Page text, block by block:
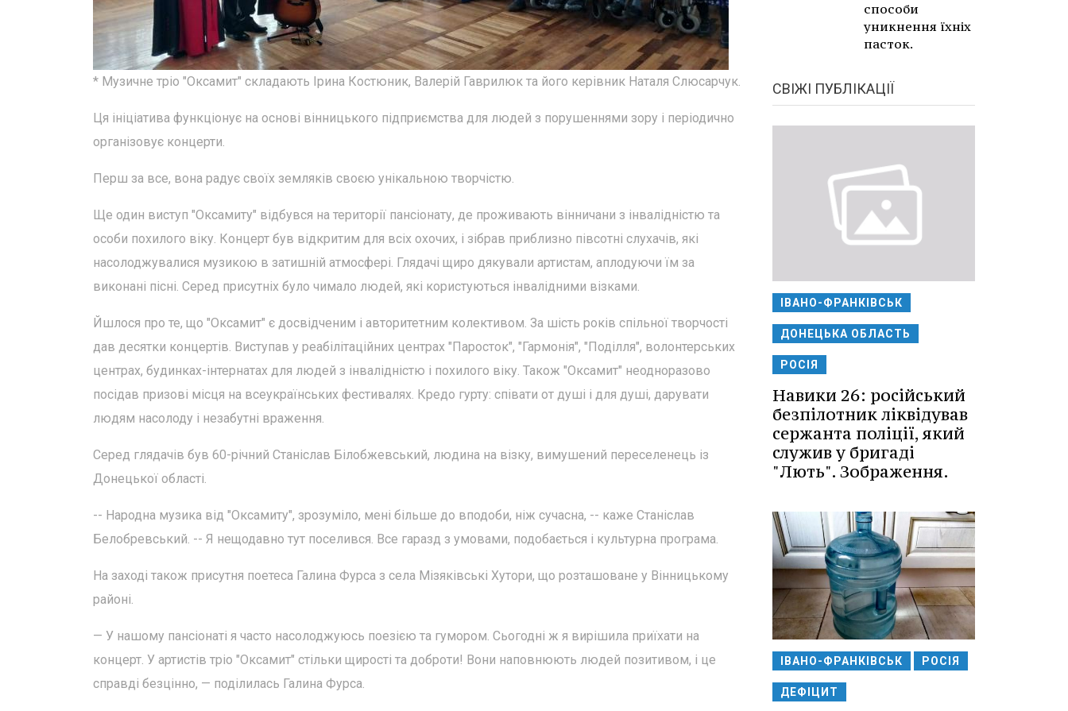
* Музичне тріо "Оксамит" складають Ірина Костюник, Валерій Гаврилюк та його керівник Наталя Слюсарчук.
Ця ініціатива функціонує на основі вінницького підприємства для людей з порушеннями зору і періодично
організовує концерти.
Перш за все, вона радує своїх земляків своєю унікальною творчістю.
Ще один виступ "Оксамиту" відбувся на території пансіонату, де проживають вінничани з інвалідністю та
особи похилого віку. Концерт був відкритим для всіх охочих, і зібрав приблизно півсотні слухачів, які
насолоджувалися музикою в затишній атмосфері. Глядачі щиро дякували артистам, аплодуючи їм за
виконані пісні. Серед присутніх було чимало людей, які користуються інвалідними візками.
Йшлося про те, що "Оксамит" є досвідченим і авторитетним колективом. За шість років спільної творчості
дав десятки концертів. Виступав у реабілітаційних центрах "Паросток", "Гармонія", "Поділля", волонтерських
центрах, будинках-інтернатах для людей з інвалідністю і похилого віку. Також "Оксамит" неодноразово
посідав призові місця на всеукраїнських фестивалях. Кредо гурту: співати от душі і для душі, дарувати
людям насолоду і незабутні враження.
Серед глядачів був 60-річний Станіслав Білобжевський, людина на візку, вимушений переселенець із
Донецької області.
-- Народна музика від "Оксамиту", зрозуміло, мені більше до вподоби, ніж сучасна, -- каже Станіслав
Белобревський. -- Я нещодавно тут поселився. Все гаразд з умовами, подобається і культурна програма.
На заході також присутня поетеса Галина Фурса з села Мізяківські Хутори, що розташоване у Вінницькому
районі.
— У нашому пансіонаті я часто насолоджуюсь поезією та гумором. Сьогодні ж я вирішила приїхати на
концерт. У артистів тріо "Оксамит" стільки щирості та доброти! Вони наповнюють людей позитивом, і це
справді безцінно, — поділилась Галина Фурса.
способи
уникнення їхніх
пасток.
СВІЖІ ПУБЛІКАЦІЇ
ІВАНО-ФРАНКІВСЬК
ДОНЕЦЬКА ОБЛАСТЬ
РОСІЯ
Навики 26: російський
безпілотник ліквідував
сержанта поліції, який
служив у бригаді
"Лють". Зображення.
ІВАНО-ФРАНКІВСЬК РОСІЯ
ДЕФІЦИТ